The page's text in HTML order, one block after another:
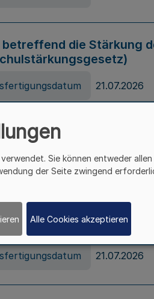
betreffend die Stärkung
21.07.2026
zur Vermeidung von
21.07.2026
zur Änderung des
21.07.2026
Sie können entweder allen
der Seite zwingend
Alle Cookies akzeptieren